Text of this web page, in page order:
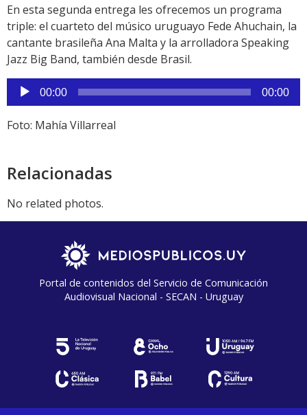
Link
En esta segunda entrega les ofrecemos un programa
triple: el cuarteto del músico uruguayo Fede Ahuchain, la
cantante brasileña Ana Malta y la arrolladora Speaking
Jazz Big Band, también desde Brasil.
Reproductor
de
audio
00:00 00:00
Foto: Mahía Villarreal
Relacionadas
No related photos.
Portal de contenidos del Servicio de Comunicación
Audiovisual Nacional - SECAN - Uruguay